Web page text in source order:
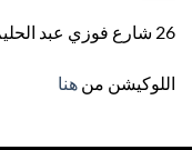
26 شارع فوزي عبد الحليم، أرض اللواء، المهندسين، الجيزة
اللوكيشن من هنا